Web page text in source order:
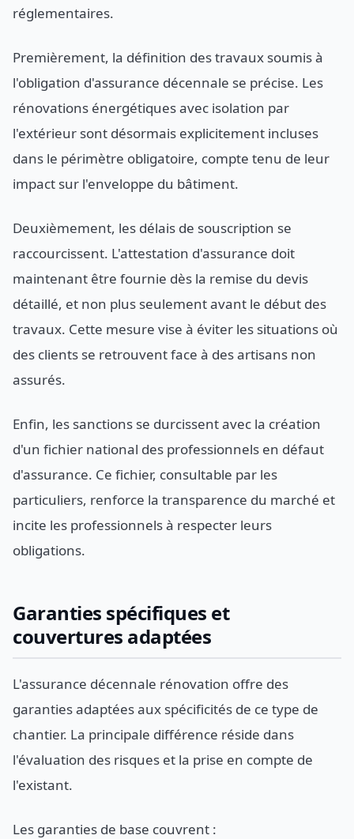
réglementaires.
Premièrement, la définition des travaux soumis à
l'obligation d'assurance décennale se précise. Les
rénovations énergétiques avec isolation par
l'extérieur sont désormais explicitement incluses
dans le périmètre obligatoire, compte tenu de leur
impact sur l'enveloppe du bâtiment.
Deuxièmement, les délais de souscription se
raccourcissent. L'attestation d'assurance doit
maintenant être fournie dès la remise du devis
détaillé, et non plus seulement avant le début des
travaux. Cette mesure vise à éviter les situations où
des clients se retrouvent face à des artisans non
assurés.
Enfin, les sanctions se durcissent avec la création
d'un fichier national des professionnels en défaut
d'assurance. Ce fichier, consultable par les
particuliers, renforce la transparence du marché et
incite les professionnels à respecter leurs
obligations.
Garanties spécifiques et
couvertures adaptées
L'assurance décennale rénovation offre des
garanties adaptées aux spécificités de ce type de
chantier. La principale différence réside dans
l'évaluation des risques et la prise en compte de
l'existant.
Les garanties de base couvrent :